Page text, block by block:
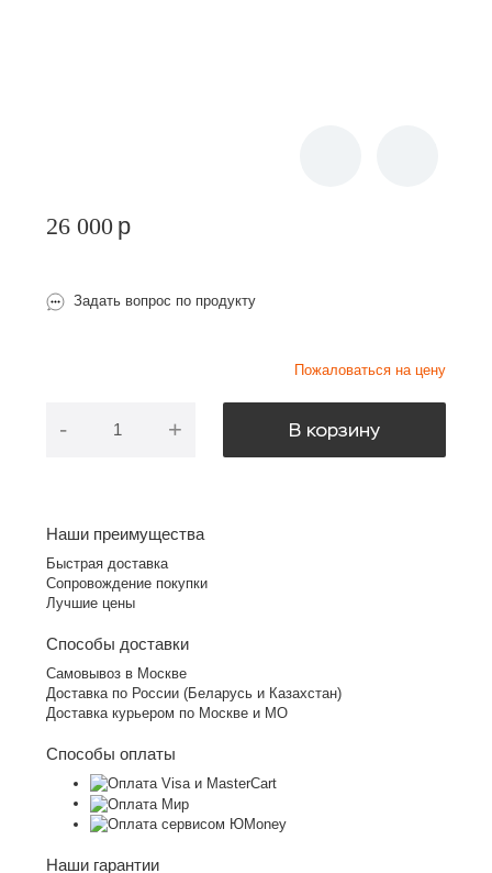
26 000 p
Задать вопрос по продукту
Пожаловаться на цену
- + В корзину
Наши преимущества
Быстрая доставка
Сопровождение покупки
Лучшие цены
Способы доставки
Самовывоз в Москве
Доставка по России (Беларусь и Казахстан)
Доставка курьером по Москве и МО
Способы оплаты
Наши гарантии